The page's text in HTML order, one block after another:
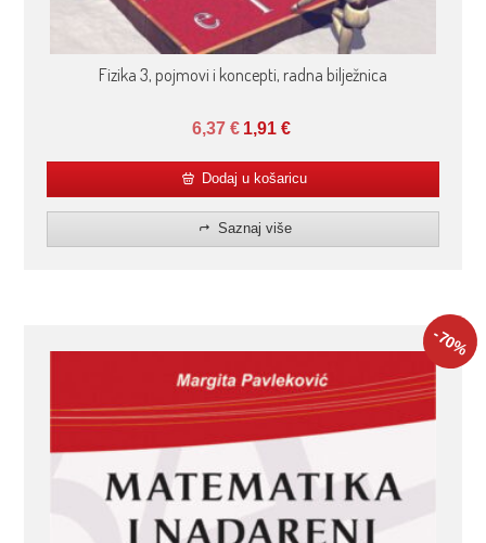
Fizika 3, pojmovi i koncepti, radna bilježnica
6,37 € 1,91 €
Dodaj u košaricu
Saznaj više
-70%